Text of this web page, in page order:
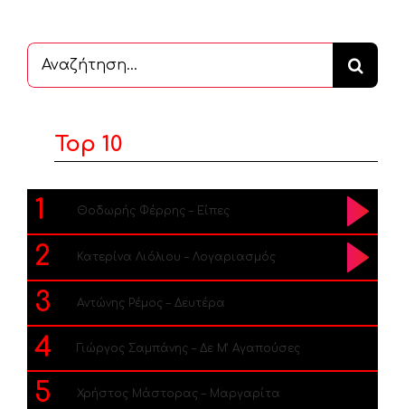
Αναζήτηση
...
Top 10
1 Θοδωρής Φέρρης – Είπες
2 Κατερίνα Λιόλιου – Λογαριασμός
3 Αντώνης Ρέμος – Δευτέρα
4 Γιώργος Σαμπάνης – Δε Μ’ Αγαπούσες
5 Χρήστος Μάστορας – Μαργαρίτα